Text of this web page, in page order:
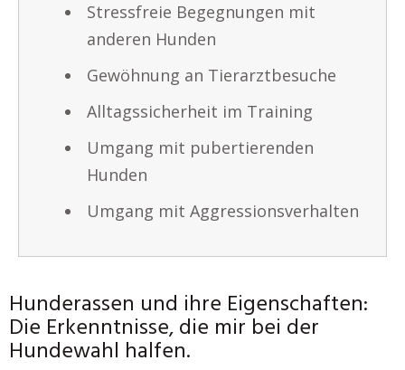
Stressfreie Begegnungen mit
anderen Hunden
Gewöhnung an Tierarztbesuche
Alltagssicherheit im Training
Umgang mit pubertierenden
Hunden
Umgang mit Aggressionsverhalten
Hunderassen und ihre Eigenschaften:
Die Erkenntnisse, die mir bei der
Hundewahl halfen.